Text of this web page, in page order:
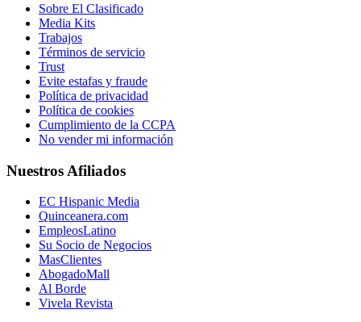
Sobre El Clasificado
Media Kits
Trabajos
Términos de servicio
Trust
Evite estafas y fraude
Política de privacidad
Política de cookies
Cumplimiento de la CCPA
No vender mi información
Nuestros Afiliados
EC Hispanic Media
Quinceanera.com
EmpleosLatino
Su Socio de Negocios
MasClientes
AbogadoMall
Al Borde
Vivela Revista